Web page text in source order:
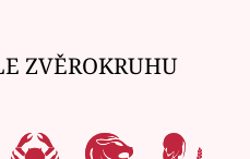
ZVĚROKRUHU